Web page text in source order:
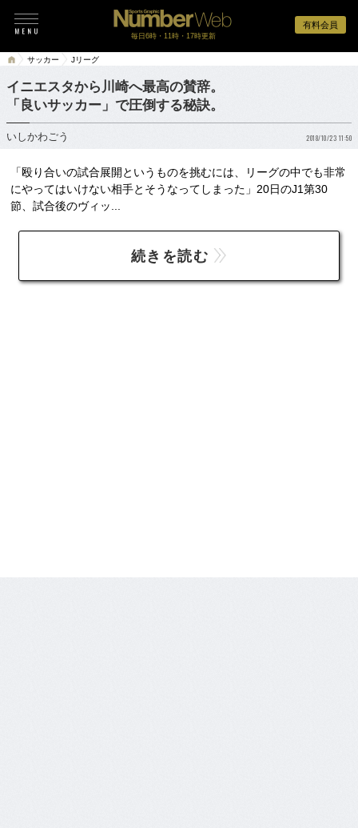
有料会員
毎日6時・11時・17時更新
サッカー Jリーグ
イニエスタから川崎へ最高の賛辞。
「良いサッカー」で圧倒する秘訣。
いしかわごう 2018/10/23 11:50
「殴り合いの試合展開というものを挑むには、リーグの中でも非常
にやってはいけない相手とそうなってしまった」20日のJ1第30
節、試合後のヴィッ...
続きを読む